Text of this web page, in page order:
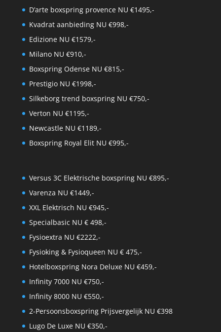
D’arte boxspring provence NU €1495,-
Kvadrat aanbieding NU €998,-
Edizione NU €1579,-
Milano NU €910,-
Boxspring Odense NU €815,-
Prestigio NU €1998,-
Silkeborg trend boxspring NU €750,-
Verton NU €1195,-
Newcastle NU €1189,-
Boxspring Royal Elit NU €995,-
Versus 3C Elektrische boxspring NU €895,-
Varenza NU €1449,-
XXL Elektrisch NU €945,-
Specialbasic NU € 498,-
Fysioextra NU €2222,-
Fysioking & Fysioqueen NU € 475,-
Hotelboxspring Nora Deluxe NU €459,-
Infinity 7000 NU €750,-
Infinity 8000 NU €550,-
2-Persoonsboxspring Prijsvergelijk NU €398
Lugo De Luxe NU €350,-